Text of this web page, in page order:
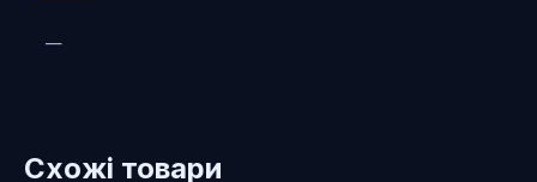
—
Схожі товари